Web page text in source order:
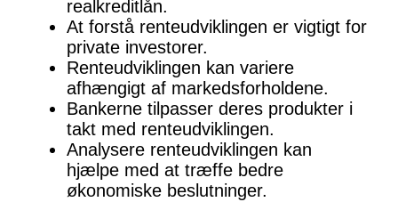
realkreditlån.
At forstå renteudviklingen er vigtigt for
private investorer.
Renteudviklingen kan variere
afhængigt af markedsforholdene.
Bankerne tilpasser deres produkter i
takt med renteudviklingen.
Analysere renteudviklingen kan
hjælpe med at træffe bedre
økonomiske beslutninger.